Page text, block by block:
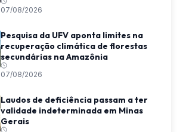
07/08/2026
Pesquisa da UFV aponta limites na
recuperação climática de florestas
secundárias na Amazônia
07/08/2026
Laudos de deficiência passam a ter
validade indeterminada em Minas
Gerais